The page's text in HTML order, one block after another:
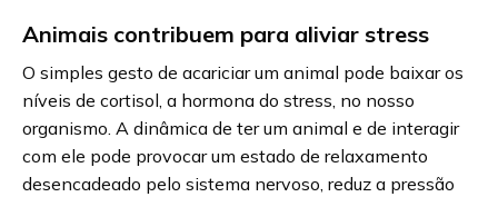
Animais contribuem para aliviar stress
O simples gesto de acariciar um animal pode baixar os
níveis de cortisol, a hormona do stress, no nosso
organismo. A dinâmica de ter um animal e de interagir
com ele pode provocar um estado de relaxamento
desencadeado pelo sistema nervoso, reduz a pressão